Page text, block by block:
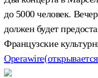
до 5000 человек.
должен будет
Французские
Operawire